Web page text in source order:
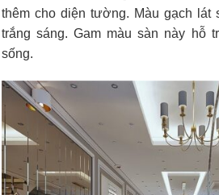
thêm cho diện tường. Màu gạch lát
trắng sáng. Gam màu sàn này hỗ
sống.